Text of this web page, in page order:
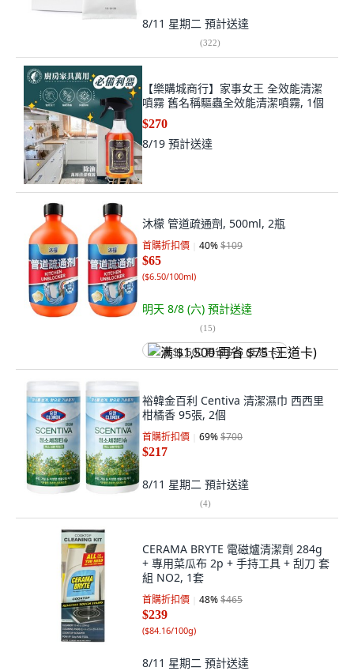
8/11 星期二 預計送達
(322)
【樂購城商行】家事女王 全效能清潔
噴霧 舊名稱驅蟲全效能清潔噴霧, 1個
$270
8/19 預計送達
沐檬 管道疏通劑, 500ml, 2瓶
首購折扣價 40%$109
$65
($6.50/100ml)
明天 8/8 (六) 預計送達
(15)
满 $1,500 再省 $75 (王道卡)
裕韓金百利 Centiva 清潔濕巾 西西里
柑橘香 95張, 2個
首購折扣價 69%$700
$217
8/11 星期二 預計送達
(4)
CERAMA BRYTE 電磁爐清潔劑 284g
+ 專用菜瓜布 2p + 手持工具 + 刮刀 套
組 NO2, 1套
首購折扣價 48%$465
$239
($84.16/100g)
8/11 星期二 預計送達